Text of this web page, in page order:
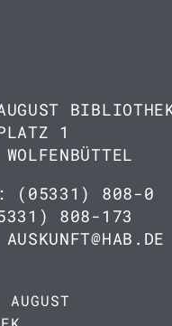
1
(05331) 808-0
808-173
AUGUST